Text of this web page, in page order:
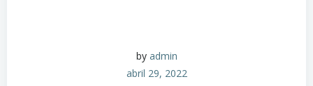
by admin
abril 29, 2022